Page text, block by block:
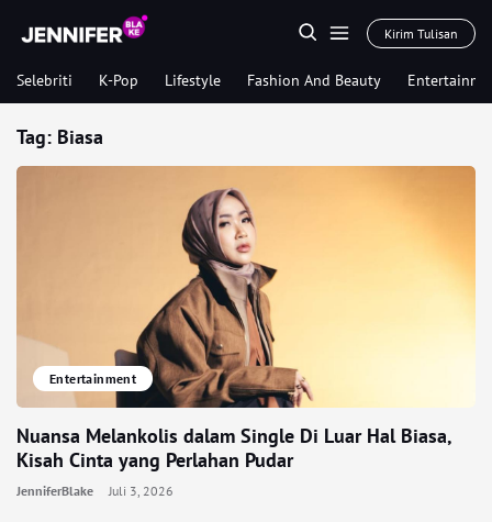
Kirim Tulisan
Selebriti K-Pop Lifestyle Fashion And Beauty
Tag: Biasa
Entertainment
Nuansa Melankolis dalam Single Di Luar Hal Biasa,
Kisah Cinta yang Perlahan Pudar
JenniferBlake Juli 3, 2026